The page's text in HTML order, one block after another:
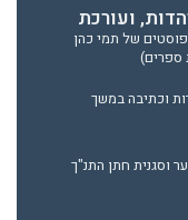
ועורכת
של תמי כהן
ספרים)
וכתיבה במשך
וסגנית חתן התנ"ך